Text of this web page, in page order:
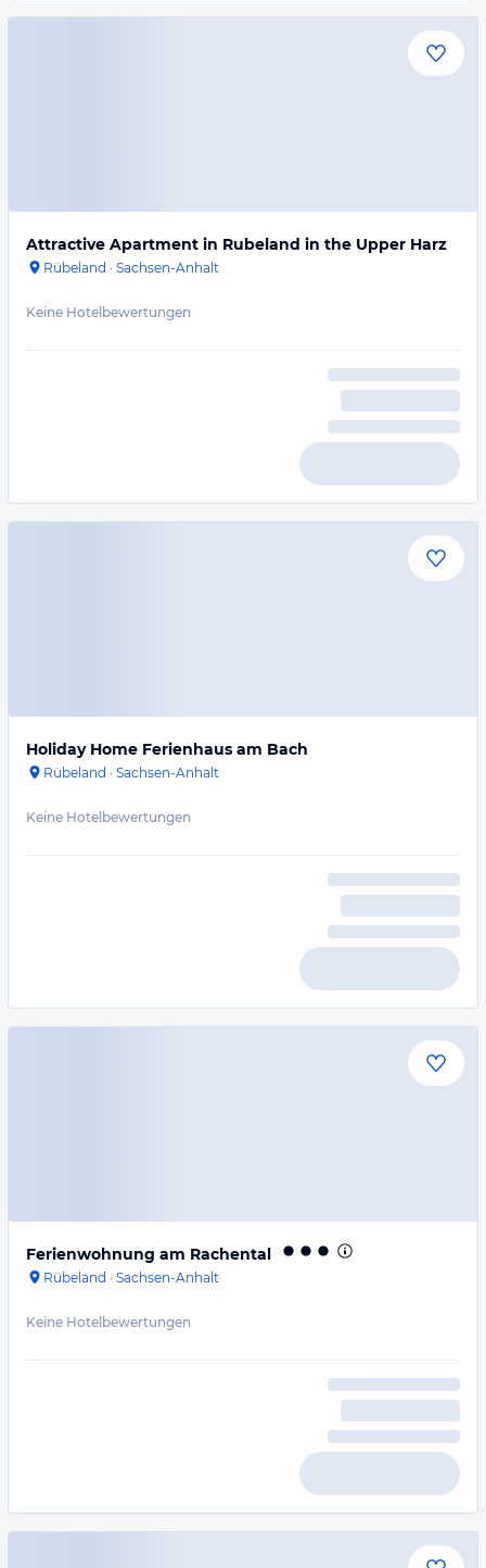
Attractive Apartment in Rubeland in the Upper Harz
Rübeland · Sachsen-Anhalt
Keine Hotelbewertungen
Holiday Home Ferienhaus am Bach
Rübeland · Sachsen-Anhalt
Keine Hotelbewertungen
Ferienwohnung am Rachental
Rübeland · Sachsen-Anhalt
Keine Hotelbewertungen